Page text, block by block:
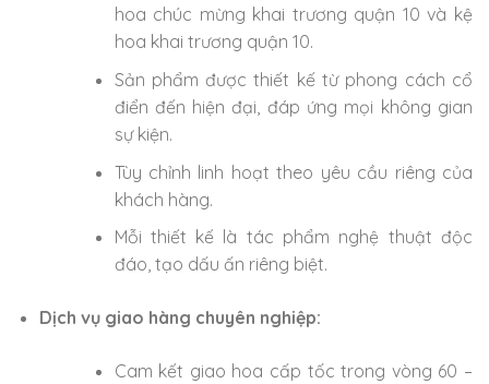
hoa chúc mừng khai trương quận 10 và kệ
hoa khai trương quận 10.
Sản phẩm được thiết kế từ phong cách cổ
điển đến hiện đại, đáp ứng mọi không gian
sự kiện.
Tùy chỉnh linh hoạt theo yêu cầu riêng của
khách hàng.
Mỗi thiết kế là tác phẩm nghệ thuật độc
đáo, tạo dấu ấn riêng biệt.
Dịch vụ giao hàng chuyên nghiệp:
Cam kết giao hoa cấp tốc trong vòng 60 –